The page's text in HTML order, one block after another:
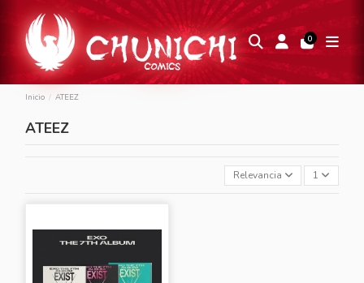
0
Inicio ATEEZ
ATEEZ
Relevancia 1